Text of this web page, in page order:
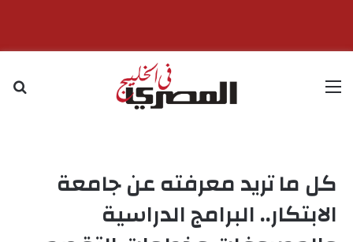
القائمة
كل ما تريد معرفته عن جامعة
الابتكار.. البرامج الدراسية